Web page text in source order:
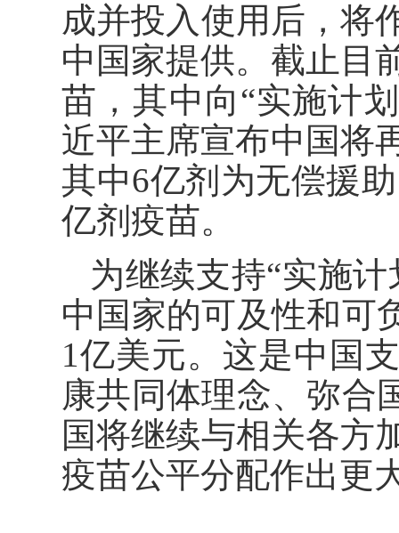
成并投入使用后，将
中国家提供。截止目
苗，其中向“实施计
近平主席宣布中国将
其中6亿剂为无偿援
亿剂疫苗。
为继续支持“实施
中国家的可及性和可
1亿美元。这是中国
康共同体理念、弥合
国将继续与相关各方
疫苗公平分配作出更